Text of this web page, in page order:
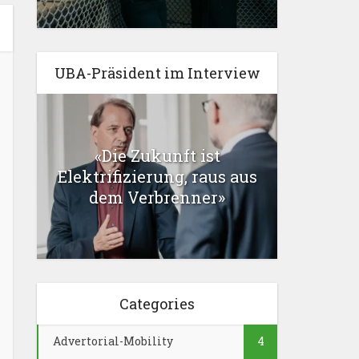
UBA-Präsident im Interview
«Die Zukunft ist
Elektrifizierung, raus aus
dem Verbrenner»
Categories
Advertorial-Mobility 4